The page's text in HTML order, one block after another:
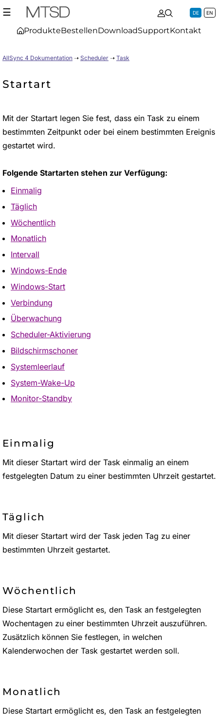
☰
ProdukteBestellenDownloadSupportKontakt
DE EN
AllSync 4 Dokumentation ➝ Scheduler ➝ Task
Startart
Mit der Startart legen Sie fest, dass ein Task zu einem
bestimmten Zeitpunkt oder bei einem bestimmten Ereignis
gestartet wird.
Folgende Startarten stehen zur Verfügung:
Einmalig
Täglich
Wöchentlich
Monatlich
Intervall
Windows-Ende
Windows-Start
Verbindung
Überwachung
Scheduler-Aktivierung
Bildschirmschoner
Systemleerlauf
System-Wake-Up
Monitor-Standby
Einmalig
Mit dieser Startart wird der Task einmalig an einem
festgelegten Datum zu einer bestimmten Uhrzeit gestartet.
Täglich
Mit dieser Startart wird der Task jeden Tag zu einer
bestimmten Uhrzeit gestartet.
Wöchentlich
Diese Startart ermöglicht es, den Task an festgelegten
Wochentagen zu einer bestimmten Uhrzeit auszuführen.
Zusätzlich können Sie festlegen, in welchen
Kalenderwochen der Task gestartet werden soll.
Monatlich
Diese Startart ermöglicht es, den Task an festgelegten